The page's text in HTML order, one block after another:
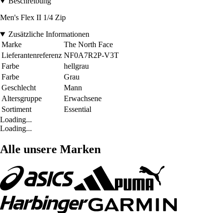
Men's Flex II 1/4 Zip
Zusätzliche Informationen
Marke
The North Face
Lieferantenreferenz NF0A7R2P-V3T
Farbe
hellgrau
Farbe
Grau
Geschlecht
Mann
Altersgruppe
Erwachsene
Sortiment
Essential
Loading...
Loading...
Alle unsere Marken